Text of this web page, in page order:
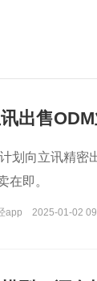
出售
划向立讯精密
在即。
app 2025-01-02